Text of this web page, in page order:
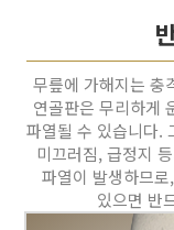
무릎에 가해지는 충
연골판은 무리하게
파열될 수 있습니다.
미끄러짐, 급정지
파열이 발생하므
있으면 반